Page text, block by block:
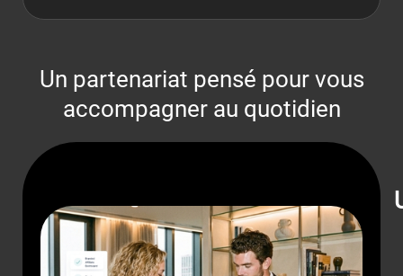
Un partenariat pensé pour vous
accompagner au quotidien